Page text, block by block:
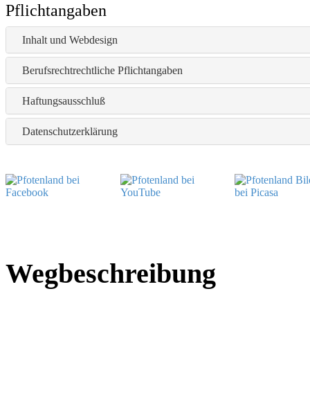
Pflichtangaben
Inhalt und Webdesign
Berufsrechtrechtliche Pflichtangaben
Haftungsausschluß
Datenschutzerklärung
Wegbeschreibung